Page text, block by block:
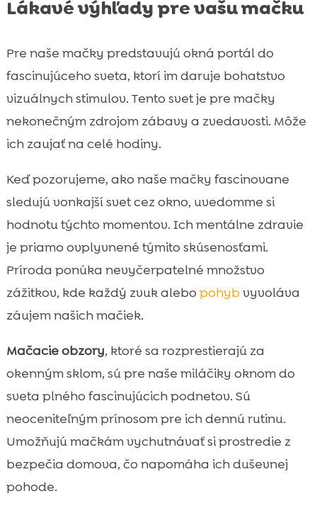
Lákavé výhľady pre vašu mačku
Pre naše mačky predstavujú okná portál do
fascinujúceho sveta, ktorí im daruje bohatstvo
vizuálnych stimulov. Tento svet je pre mačky
nekonečným zdrojom zábavy a zvedavosti. Môže
ich zaujať na celé hodiny.
Keď pozorujeme, ako naše mačky fascinovane
sledujú vonkajší svet cez okno, uvedomme si
hodnotu týchto momentov. Ich mentálne zdravie
je priamo ovplyvnené týmito skúsenosťami.
Príroda ponúka nevyčerpatelné množstvo
zážitkov, kde každý zvuk alebo pohybvyvoláva
záujem našich mačiek.
Mačacie obzory, ktoré sa rozprestierajú za
okenným sklom, sú pre naše miláčiky oknom do
sveta plného fascinujúcich podnetov. Sú
neoceniteľným prínosom pre ich dennú rutinu.
Umožňujú mačkám vychutnávať si prostredie z
bezpečia domova, čo napomáha ich duševnej
pohode.